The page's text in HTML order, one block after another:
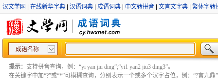
汉文学网 在线新华字典 汉语词典 成语词典 中文转拼音 文言文字典 繁体字转
成语名称
提示： 支持拼音查询，例：“yi yan jiu ding”;“yi1 yan2 jiu3 ding3”。
在关键字中加“?”或“*”可模糊查询，分别表示一个或多个汉字占位，例：“?言九鼎”